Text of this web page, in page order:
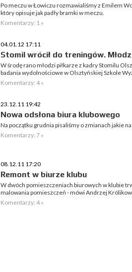
Po meczu w Łowiczu rozmawialiśmy z Emilem
który opisuje jak padły bramki w meczu.
Komentarzy: 1 »
04.01.12 17:11
Stomil wrócił do treningów.
W środę rano młodzi piłkarze z kadry Stomilu
badania wydolnościowe w Olsztyńskiej Szkole
Komentarzy: 4 »
23.12.11 19:42
Nowa odsłona biura klubowego
Na początku grudnia pisaliśmy o zmianach jakie
Komentarzy: 7 »
08.12.11 17:20
Remont w biurze klubu
W dwóch pomieszczeniach biurowych w klubie
malowania pomieszczeń - mówi Andrzej
Komentarzy: 4 »